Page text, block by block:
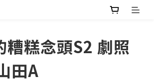
糟糕念頭S2 劇照
田A